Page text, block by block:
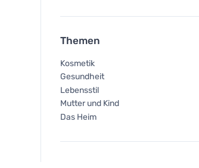
Themen
Kosmetik
Gesundheit
Lebensstil
Mutter und Kind
Das Heim